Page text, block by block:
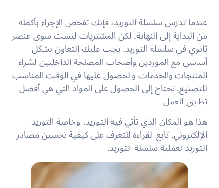
عندما تدرس سلسلة التوريد، فإنك تفحص الإجراء بأكمله
من البداية إلى النهاية. لكن المشتريات ليست سوى عنصر
ثانوي في سلسلة التوريد. يجب عليك التعاون بشكل
أساسي مع الموردين وأصحاب المصلحة الداخليين لشراء
المنتجات والخدمات والحصول عليها في الوقت المناسب
للتصنيع. تحتاج إلى الحصول على المواد التي هي أفضل
تطابق للعمل.
هذا هو المكان الذي تأتي فيه التوريد، وخاصة التوريد
الإلكتروني. تابع القراءة للتعرف على كيفية تحسين مصادر
التوريد لعملية سلسلة التوريد.